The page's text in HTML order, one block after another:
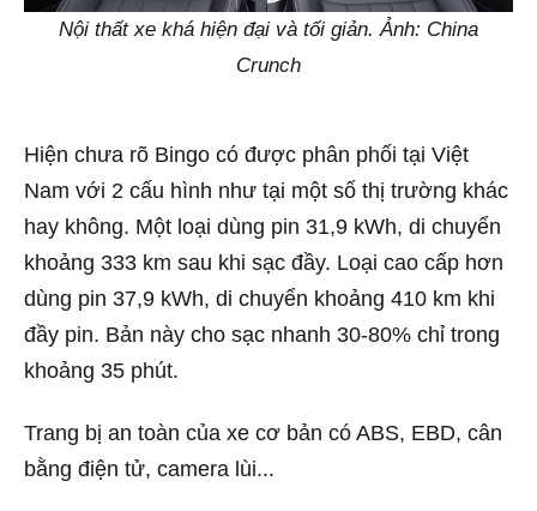
Nội thất xe khá hiện đại và tối giản. Ảnh: China
Crunch
Hiện chưa rõ Bingo có được phân phối tại Việt
Nam với 2 cấu hình như tại một số thị trường khác
hay không. Một loại dùng pin 31,9 kWh, di chuyển
khoảng 333 km sau khi sạc đầy. Loại cao cấp hơn
dùng pin 37,9 kWh, di chuyển khoảng 410 km khi
đầy pin. Bản này cho sạc nhanh 30-80% chỉ trong
khoảng 35 phút.
Trang bị an toàn của xe cơ bản có ABS, EBD, cân
bằng điện tử, camera lùi...